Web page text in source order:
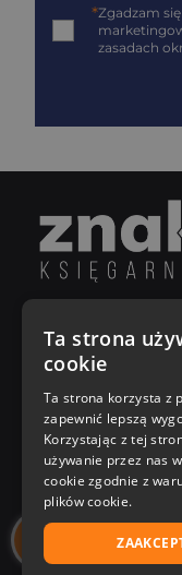
*Zgadzam
zasadach
Poniedziałek -
8:00 - 18:00
[email protected]
Bądź z nami
Ta strona
cookie
Ta strona korzysta z
zapewnić lepszą
Korzystając z tej
używanie przez nas
cookie zgodnie z
plików cookie.